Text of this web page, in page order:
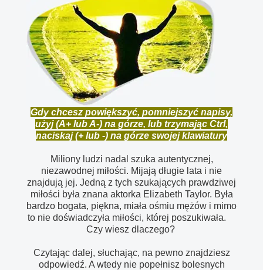
Gdy chcesz powiększyć, pomniejszyć napisy,
użyj (A+ lub A-) na górze, lub trzymając Ctrl,
naciskaj (+ lub -) na górze swojej klawiatury
Miliony ludzi nadal szuka autentycznej,
niezawodnej miłości. Mijają długie lata i nie
znajdują jej. Jedną z tych szukających prawdziwej
miłości była znana aktorka Elizabeth Taylor. Była
bardzo bogata, piękna, miała ośmiu mężów i mimo
to nie doświadczyła miłości, której poszukiwała.
Czy wiesz dlaczego?
Czytając dalej, słuchając, na pewno znajdziesz
odpowiedź. A wtedy nie popełnisz bolesnych